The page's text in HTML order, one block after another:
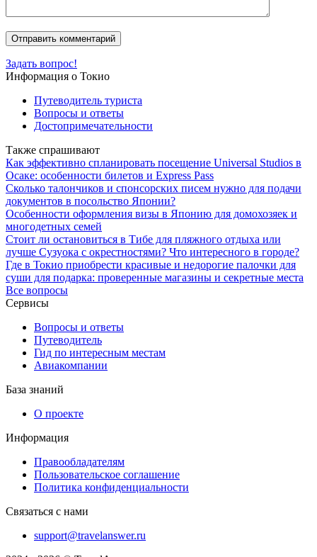
Задать вопрос!
Информация о Токио
Путеводитель туриста
Вопросы и ответы
Достопримечательности
Также спрашивают
Как эффективно спланировать посещение Universal Studios в
Осаке: особенности билетов и Express Pass
Сколько талончиков и спонсорских писем нужно для подачи
документов в посольство Японии?
Особенности оформления визы в Японию для домохозяек и
многодетных семей
Стоит ли остановиться в Тибе для пляжного отдыха или
лучше Сузуока с окрестностями? Что интересного в городе?
Где в Токио приобрести красивые и недорогие палочки для
суши для подарка: проверенные магазины и секретные места
Все вопросы
Сервисы
Вопросы и ответы
Путеводитель
Гид по интересным местам
Авиакомпании
База знаний
О проекте
Информация
Правообладателям
Пользовательское соглашение
Политика конфиденциальности
Связаться с нами
support@travelanswer.ru